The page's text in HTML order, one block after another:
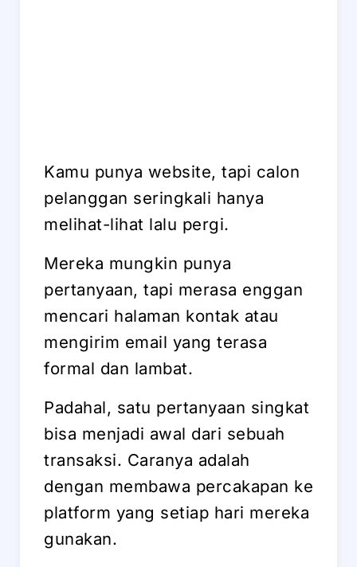
Kamu punya website, tapi calon
pelanggan seringkali hanya
melihat-lihat lalu pergi.
Mereka mungkin punya
pertanyaan, tapi merasa enggan
mencari halaman kontak atau
mengirim email yang terasa
formal dan lambat.
Padahal, satu pertanyaan singkat
bisa menjadi awal dari sebuah
transaksi. Caranya adalah
dengan membawa percakapan ke
platform yang setiap hari mereka
gunakan.